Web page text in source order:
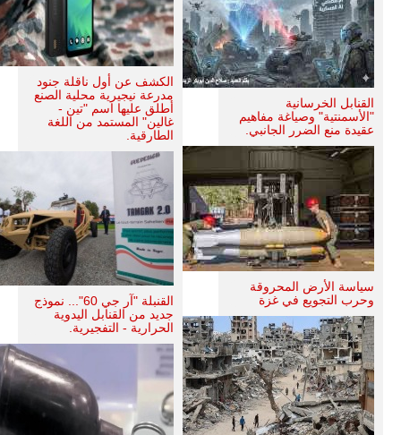
القنابل الخرسانية
"الأسمنتية" وصياغة مفاهيم
عقيدة منع الضرر الجانبي.
سياسة الأرض المحروقة
وحرب التجويع في غزة
الكشف عن أول ناقلة جنود
مدرعة نيجيرية محلية الصنع
أطلق عليها اسم "تين -
غالين" المستمد من اللغة
الطارقية.
القنبلة "آر جي 60"... نموذج
جديد من القنابل اليدوية
الحرارية - التفجيرية.